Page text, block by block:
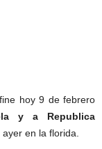
hoy 9 de febrero
y a Republica
en la florida.